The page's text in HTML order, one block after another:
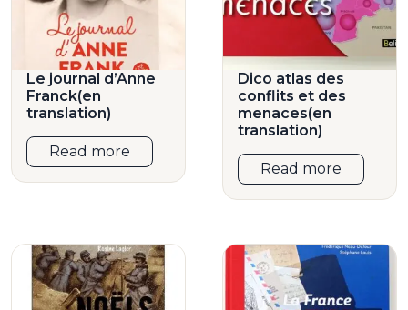
Le journal d’Anne
Franck(en
translation)
Read more
Dico atlas des
conflits et des
menaces(en
translation)
Read more